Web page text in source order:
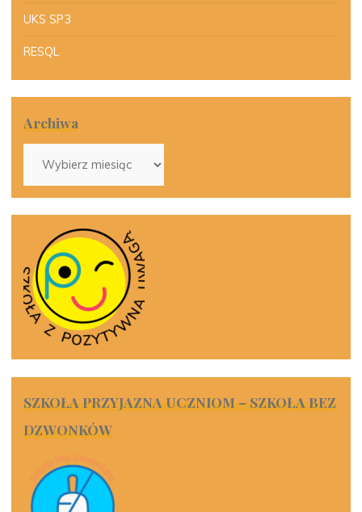
UKS SP3
RESQL
Archiwa
SZKOŁA PRZYJAZNA UCZNIOM – SZKOŁA BEZ
DZWONKÓW